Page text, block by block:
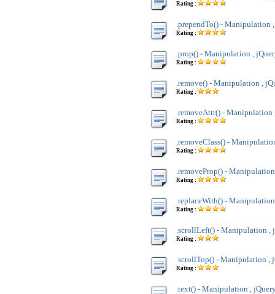
Rating :
.prependTo() - Manipulation
Rating :
.prop() - Manipulation ,
Rating :
.remove() - Manipulation ,
Rating :
.removeAttr() - Manipulation
Rating :
.removeClass() -
Rating :
.removeProp() -
Rating :
.replaceWith() -
Rating :
.scrollLeft() - Manipulation ,
Rating :
.scrollTop() - Manipulation ,
Rating :
.text() - Manipulation ,